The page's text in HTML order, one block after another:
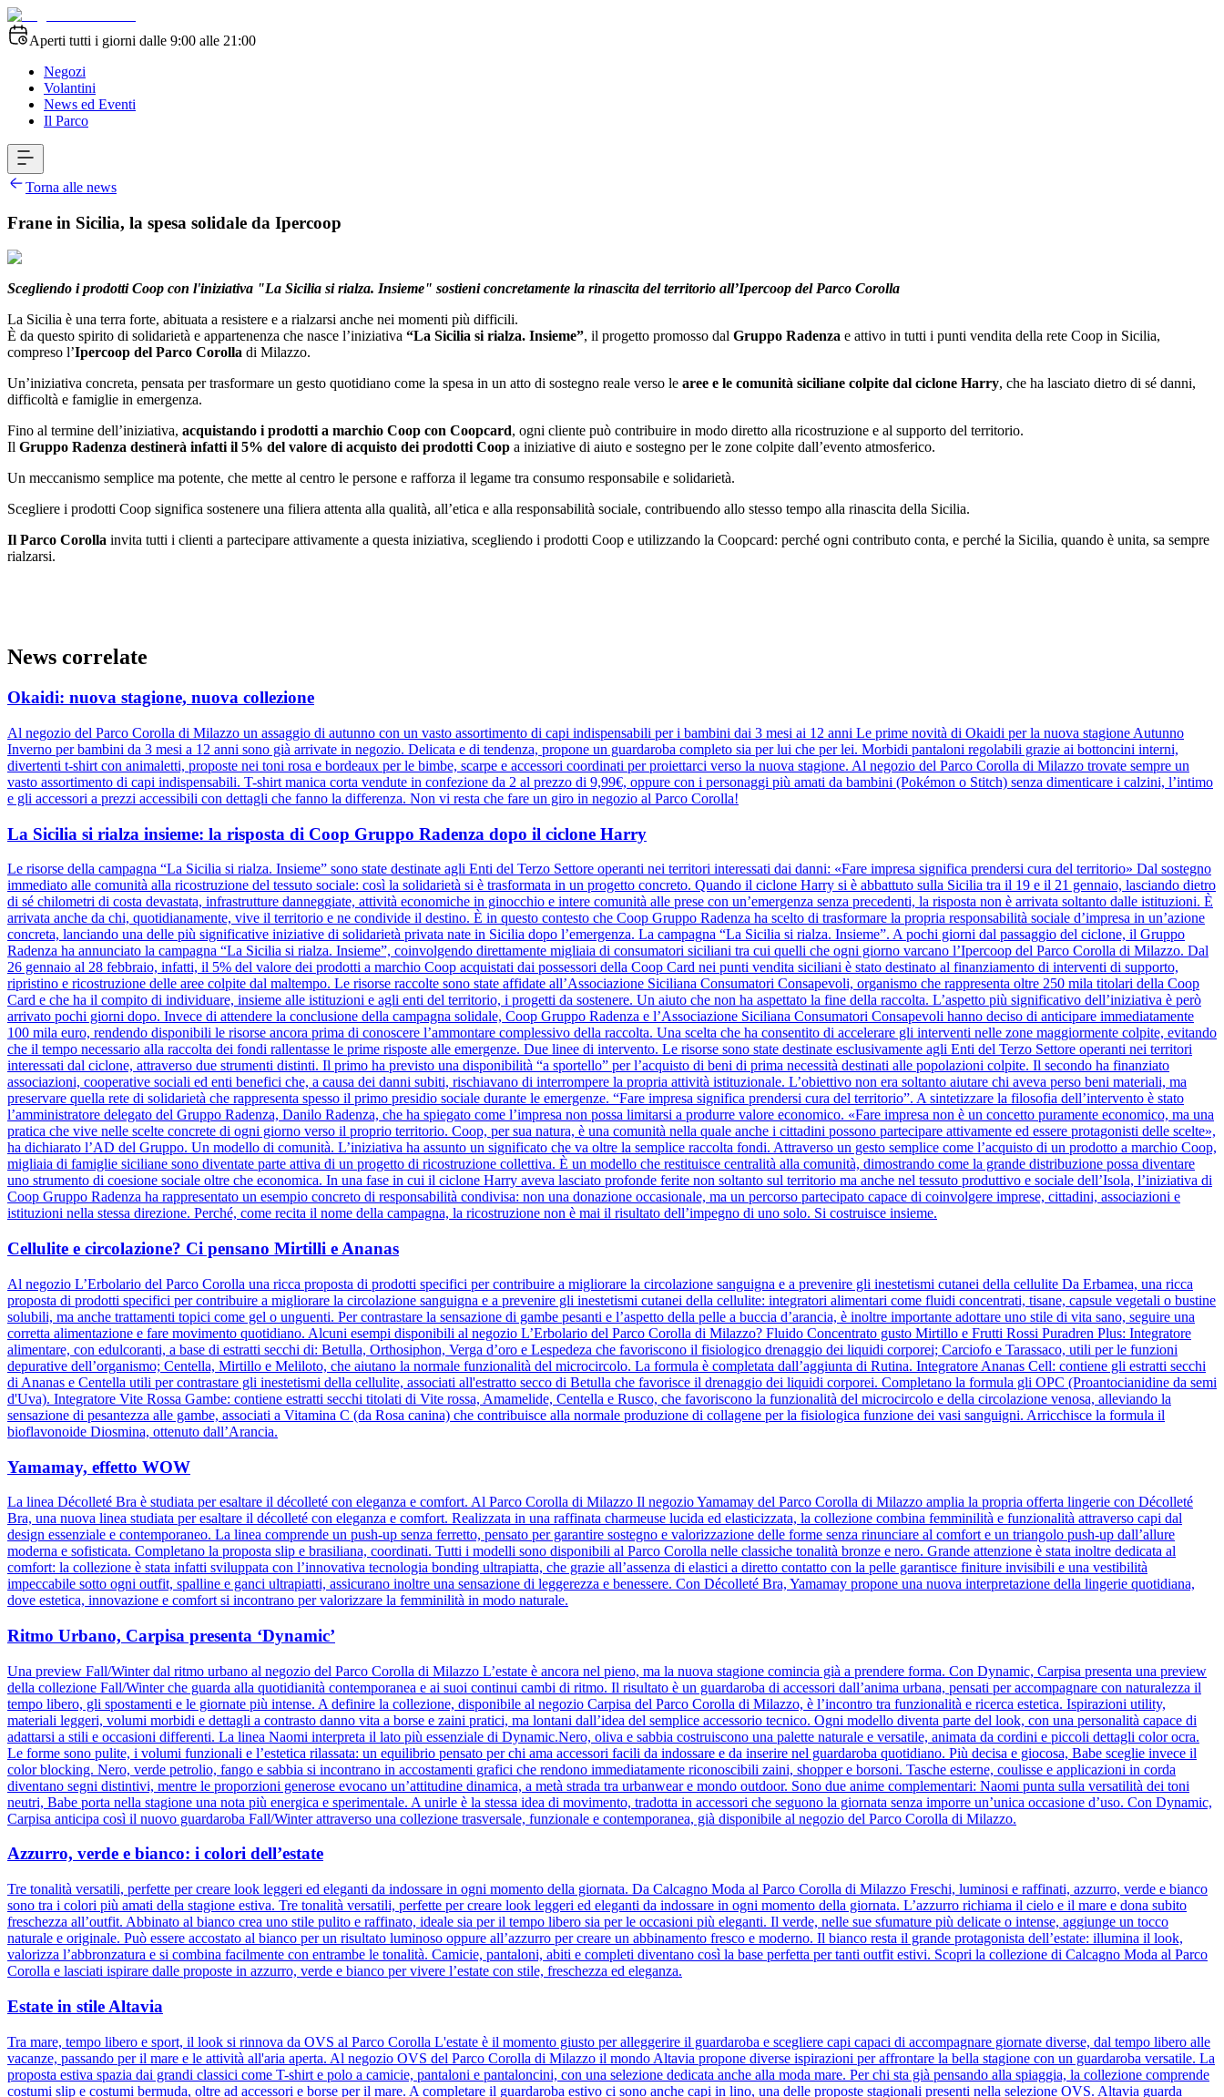
Aperti tutti i giorni dalle 9:00 alle 21:00
Negozi
Volantini
News ed Eventi
Il Parco
Torna alle news
Frane in Sicilia, la spesa solidale da Ipercoop
Scegliendo i prodotti Coop con l'iniziativa "La Sicilia si rialza. Insieme" sostieni concretamente la rinascita del territorio all’Ipercoop del Parco Corolla
La Sicilia è una terra forte, abituata a resistere e a rialzarsi anche nei momenti più difficili.
È da questo spirito di solidarietà e appartenenza che nasce l’iniziativa “La Sicilia si rialza. Insieme”, il progetto promosso dal Gruppo Radenza e attivo in tutti i punti vendita della rete Coop in Sicilia,
compreso l’Ipercoop del Parco Corolla di Milazzo.
Un’iniziativa concreta, pensata per trasformare un gesto quotidiano come la spesa in un atto di sostegno reale verso le aree e le comunità siciliane colpite dal ciclone Harry, che ha lasciato dietro di sé danni,
difficoltà e famiglie in emergenza.
Fino al termine dell’iniziativa, acquistando i prodotti a marchio Coop con Coopcard, ogni cliente può contribuire in modo diretto alla ricostruzione e al supporto del territorio.
Il Gruppo Radenza destinerà infatti il 5% del valore di acquisto dei prodotti Coop a iniziative di aiuto e sostegno per le zone colpite dall’evento atmosferico.
Un meccanismo semplice ma potente, che mette al centro le persone e rafforza il legame tra consumo responsabile e solidarietà.
Scegliere i prodotti Coop significa sostenere una filiera attenta alla qualità, all’etica e alla responsabilità sociale, contribuendo allo stesso tempo alla rinascita della Sicilia.
Il Parco Corolla invita tutti i clienti a partecipare attivamente a questa iniziativa, scegliendo i prodotti Coop e utilizzando la Coopcard: perché ogni contributo conta, e perché la Sicilia, quando è unita, sa sempre
rialzarsi.
News correlate
Okaidi: nuova stagione, nuova collezione
Al negozio del Parco Corolla di Milazzo un assaggio di autunno con un vasto assortimento di capi indispensabili per i bambini dai 3 mesi ai 12 anni Le prime novità di Okaidi per la nuova stagione Autunno
Inverno per bambini da 3 mesi a 12 anni sono già arrivate in negozio. Delicata e di tendenza, propone un guardaroba completo sia per lui che per lei. Morbidi pantaloni regolabili grazie ai bottoncini interni,
divertenti t-shirt con animaletti, proposte nei toni rosa e bordeaux per le bimbe, scarpe e accessori coordinati per proiettarci verso la nuova stagione. Al negozio del Parco Corolla di Milazzo trovate sempre un
vasto assortimento di capi indispensabili. T-shirt manica corta vendute in confezione da 2 al prezzo di 9,99€, oppure con i personaggi più amati da bambini (Pokémon o Stitch) senza dimenticare i calzini, l’intimo
e gli accessori a prezzi accessibili con dettagli che fanno la differenza. Non vi resta che fare un giro in negozio al Parco Corolla!
La Sicilia si rialza insieme: la risposta di Coop Gruppo Radenza dopo il ciclone Harry
Le risorse della campagna “La Sicilia si rialza. Insieme” sono state destinate agli Enti del Terzo Settore operanti nei territori interessati dai danni: «Fare impresa significa prendersi cura del territorio» Dal sostegno
immediato alle comunità alla ricostruzione del tessuto sociale: così la solidarietà si è trasformata in un progetto concreto. Quando il ciclone Harry si è abbattuto sulla Sicilia tra il 19 e il 21 gennaio, lasciando dietro
di sé chilometri di costa devastata, infrastrutture danneggiate, attività economiche in ginocchio e intere comunità alle prese con un’emergenza senza precedenti, la risposta non è arrivata soltanto dalle istituzioni. È
arrivata anche da chi, quotidianamente, vive il territorio e ne condivide il destino. È in questo contesto che Coop Gruppo Radenza ha scelto di trasformare la propria responsabilità sociale d’impresa in un’azione
concreta, lanciando una delle più significative iniziative di solidarietà privata nate in Sicilia dopo l’emergenza. La campagna “La Sicilia si rialza. Insieme”. A pochi giorni dal passaggio del ciclone, il Gruppo
Radenza ha annunciato la campagna “La Sicilia si rialza. Insieme”, coinvolgendo direttamente migliaia di consumatori siciliani tra cui quelli che ogni giorno varcano l’Ipercoop del Parco Corolla di Milazzo. Dal
26 gennaio al 28 febbraio, infatti, il 5% del valore dei prodotti a marchio Coop acquistati dai possessori della Coop Card nei punti vendita siciliani è stato destinato al finanziamento di interventi di supporto,
ripristino e ricostruzione delle aree colpite dal maltempo. Le risorse raccolte sono state affidate all’Associazione Siciliana Consumatori Consapevoli, organismo che rappresenta oltre 250 mila titolari della Coop
Card e che ha il compito di individuare, insieme alle istituzioni e agli enti del territorio, i progetti da sostenere. Un aiuto che non ha aspettato la fine della raccolta. L’aspetto più significativo dell’iniziativa è però
arrivato pochi giorni dopo. Invece di attendere la conclusione della campagna solidale, Coop Gruppo Radenza e l’Associazione Siciliana Consumatori Consapevoli hanno deciso di anticipare immediatamente
100 mila euro, rendendo disponibili le risorse ancora prima di conoscere l’ammontare complessivo della raccolta. Una scelta che ha consentito di accelerare gli interventi nelle zone maggiormente colpite, evitando
che il tempo necessario alla raccolta dei fondi rallentasse le prime risposte alle emergenze. Due linee di intervento. Le risorse sono state destinate esclusivamente agli Enti del Terzo Settore operanti nei territori
interessati dal ciclone, attraverso due strumenti distinti. Il primo ha previsto una disponibilità “a sportello” per l’acquisto di beni di prima necessità destinati alle popolazioni colpite. Il secondo ha finanziato
associazioni, cooperative sociali ed enti benefici che, a causa dei danni subiti, rischiavano di interrompere la propria attività istituzionale. L’obiettivo non era soltanto aiutare chi aveva perso beni materiali, ma
preservare quella rete di solidarietà che rappresenta spesso il primo presidio sociale durante le emergenze. “Fare impresa significa prendersi cura del territorio”. A sintetizzare la filosofia dell’intervento è stato
l’amministratore delegato del Gruppo Radenza, Danilo Radenza, che ha spiegato come l’impresa non possa limitarsi a produrre valore economico. «Fare impresa non è un concetto puramente economico, ma una
pratica che vive nelle scelte concrete di ogni giorno verso il proprio territorio. Coop, per sua natura, è una comunità nella quale anche i cittadini possono partecipare attivamente ed essere protagonisti delle scelte»,
ha dichiarato l’AD del Gruppo. Un modello di comunità. L’iniziativa ha assunto un significato che va oltre la semplice raccolta fondi. Attraverso un gesto semplice come l’acquisto di un prodotto a marchio Coop,
migliaia di famiglie siciliane sono diventate parte attiva di un progetto di ricostruzione collettiva. È un modello che restituisce centralità alla comunità, dimostrando come la grande distribuzione possa diventare
uno strumento di coesione sociale oltre che economica. In una fase in cui il ciclone Harry aveva lasciato profonde ferite non soltanto sul territorio ma anche nel tessuto produttivo e sociale dell’Isola, l’iniziativa di
Coop Gruppo Radenza ha rappresentato un esempio concreto di responsabilità condivisa: non una donazione occasionale, ma un percorso partecipato capace di coinvolgere imprese, cittadini, associazioni e
istituzioni nella stessa direzione. Perché, come recita il nome della campagna, la ricostruzione non è mai il risultato dell’impegno di uno solo. Si costruisce insieme.
Cellulite e circolazione? Ci pensano Mirtilli e Ananas
Al negozio L’Erbolario del Parco Corolla una ricca proposta di prodotti specifici per contribuire a migliorare la circolazione sanguigna e a prevenire gli inestetismi cutanei della cellulite Da Erbamea, una ricca
proposta di prodotti specifici per contribuire a migliorare la circolazione sanguigna e a prevenire gli inestetismi cutanei della cellulite: integratori alimentari come fluidi concentrati, tisane, capsule vegetali o bustine
solubili, ma anche trattamenti topici come gel o unguenti. Per contrastare la sensazione di gambe pesanti e l’aspetto della pelle a buccia d’arancia, è inoltre importante adottare uno stile di vita sano, seguire una
corretta alimentazione e fare movimento quotidiano. Alcuni esempi disponibili al negozio L’Erbolario del Parco Corolla di Milazzo? Fluido Concentrato gusto Mirtillo e Frutti Rossi Puradren Plus: Integratore
alimentare, con edulcoranti, a base di estratti secchi di: Betulla, Orthosiphon, Verga d’oro e Lespedeza che favoriscono il fisiologico drenaggio dei liquidi corporei; Carciofo e Tarassaco, utili per le funzioni
depurative dell’organismo; Centella, Mirtillo e Meliloto, che aiutano la normale funzionalità del microcircolo. La formula è completata dall’aggiunta di Rutina. Integratore Ananas Cell: contiene gli estratti secchi
di Ananas e Centella utili per contrastare gli inestetismi della cellulite, associati all'estratto secco di Betulla che favorisce il drenaggio dei liquidi corporei. Completano la formula gli OPC (Proantocianidine da semi
d'Uva). Integratore Vite Rossa Gambe: contiene estratti secchi titolati di Vite rossa, Amamelide, Centella e Rusco, che favoriscono la funzionalità del microcircolo e della circolazione venosa, alleviando la
sensazione di pesantezza alle gambe, associati a Vitamina C (da Rosa canina) che contribuisce alla normale produzione di collagene per la fisiologica funzione dei vasi sanguigni. Arricchisce la formula il
bioflavonoide Diosmina, ottenuto dall’Arancia.
Yamamay, effetto WOW
La linea Décolleté Bra è studiata per esaltare il décolleté con eleganza e comfort. Al Parco Corolla di Milazzo Il negozio Yamamay del Parco Corolla di Milazzo amplia la propria offerta lingerie con Décolleté
Bra, una nuova linea studiata per esaltare il décolleté con eleganza e comfort. Realizzata in una raffinata charmeuse lucida ed elasticizzata, la collezione combina femminilità e funzionalità attraverso capi dal
design essenziale e contemporaneo. La linea comprende un push-up senza ferretto, pensato per garantire sostegno e valorizzazione delle forme senza rinunciare al comfort e un triangolo push-up dall’allure
moderna e sofisticata. Completano la proposta slip e brasiliana, coordinati. Tutti i modelli sono disponibili al Parco Corolla nelle classiche tonalità bronze e nero. Grande attenzione è stata inoltre dedicata al
comfort: la collezione è stata infatti sviluppata con l’innovativa tecnologia bonding ultrapiatta, che grazie all’assenza di elastici a diretto contatto con la pelle garantisce finiture invisibili e una vestibilità
impeccabile sotto ogni outfit, spalline e ganci ultrapiatti, assicurano inoltre una sensazione di leggerezza e benessere. Con Décolleté Bra, Yamamay propone una nuova interpretazione della lingerie quotidiana,
dove estetica, innovazione e comfort si incontrano per valorizzare la femminilità in modo naturale.
Ritmo Urbano, Carpisa presenta ‘Dynamic’
Una preview Fall/Winter dal ritmo urbano al negozio del Parco Corolla di Milazzo L’estate è ancora nel pieno, ma la nuova stagione comincia già a prendere forma. Con Dynamic, Carpisa presenta una preview
della collezione Fall/Winter che guarda alla quotidianità contemporanea e ai suoi continui cambi di ritmo. Il risultato è un guardaroba di accessori dall’anima urbana, pensati per accompagnare con naturalezza il
tempo libero, gli spostamenti e le giornate più intense. A definire la collezione, disponibile al negozio Carpisa del Parco Corolla di Milazzo, è l’incontro tra funzionalità e ricerca estetica. Ispirazioni utility,
materiali leggeri, volumi morbidi e dettagli a contrasto danno vita a borse e zaini pratici, ma lontani dall’idea del semplice accessorio tecnico. Ogni modello diventa parte del look, con una personalità capace di
adattarsi a stili e occasioni differenti. La linea Naomi interpreta il lato più essenziale di Dynamic.Nero, oliva e sabbia costruiscono una palette naturale e versatile, animata da cordini e piccoli dettagli color ocra.
Le forme sono pulite, i volumi funzionali e l’estetica rilassata: un equilibrio pensato per chi ama accessori facili da indossare e da inserire nel guardaroba quotidiano. Più decisa e giocosa, Babe sceglie invece il
color blocking. Nero, verde petrolio, fango e sabbia si incontrano in accostamenti grafici che rendono immediatamente riconoscibili zaini, shopper e borsoni. Tasche esterne, coulisse e applicazioni in corda
diventano segni distintivi, mentre le proporzioni generose evocano un’attitudine dinamica, a metà strada tra urbanwear e mondo outdoor. Sono due anime complementari: Naomi punta sulla versatilità dei toni
neutri, Babe porta nella stagione una nota più energica e sperimentale. A unirle è la stessa idea di movimento, tradotta in accessori che seguono la giornata senza imporre un’unica occasione d’uso. Con Dynamic,
Carpisa anticipa così il nuovo guardaroba Fall/Winter attraverso una collezione trasversale, funzionale e contemporanea, già disponibile al negozio del Parco Corolla di Milazzo.
Azzurro, verde e bianco: i colori dell’estate
Tre tonalità versatili, perfette per creare look leggeri ed eleganti da indossare in ogni momento della giornata. Da Calcagno Moda al Parco Corolla di Milazzo Freschi, luminosi e raffinati, azzurro, verde e bianco
sono tra i colori più amati della stagione estiva. Tre tonalità versatili, perfette per creare look leggeri ed eleganti da indossare in ogni momento della giornata. L’azzurro richiama il cielo e il mare e dona subito
freschezza all’outfit. Abbinato al bianco crea uno stile pulito e raffinato, ideale sia per il tempo libero sia per le occasioni più eleganti. Il verde, nelle sue sfumature più delicate o intense, aggiunge un tocco
naturale e originale. Può essere accostato al bianco per un risultato luminoso oppure all’azzurro per creare un abbinamento fresco e moderno. Il bianco resta il grande protagonista dell’estate: illumina il look,
valorizza l’abbronzatura e si combina facilmente con entrambe le tonalità. Camicie, pantaloni, abiti e completi diventano così la base perfetta per tanti outfit estivi. Scopri la collezione di Calcagno Moda al Parco
Corolla e lasciati ispirare dalle proposte in azzurro, verde e bianco per vivere l’estate con stile, freschezza ed eleganza.
Estate in stile Altavia
Tra mare, tempo libero e sport, il look si rinnova da OVS al Parco Corolla L'estate è il momento giusto per alleggerire il guardaroba e scegliere capi capaci di accompagnare giornate diverse, dal tempo libero alle
vacanze, passando per il mare e le attività all'aria aperta. Al negozio OVS del Parco Corolla di Milazzo il mondo Altavia propone diverse ispirazioni per affrontare la bella stagione con un guardaroba versatile. La
proposta estiva spazia dai grandi classici come T-shirt e polo a camicie, pantaloni e pantaloncini, con una selezione dedicata anche alla moda mare. Per chi sta già pensando alla spiaggia, la collezione comprende
costumi slip e costumi bermuda, oltre ad accessori e borse per il mare. A completare il guardaroba estivo ci sono anche capi in lino, una delle proposte stagionali presenti nella selezione OVS. Altavia guarda